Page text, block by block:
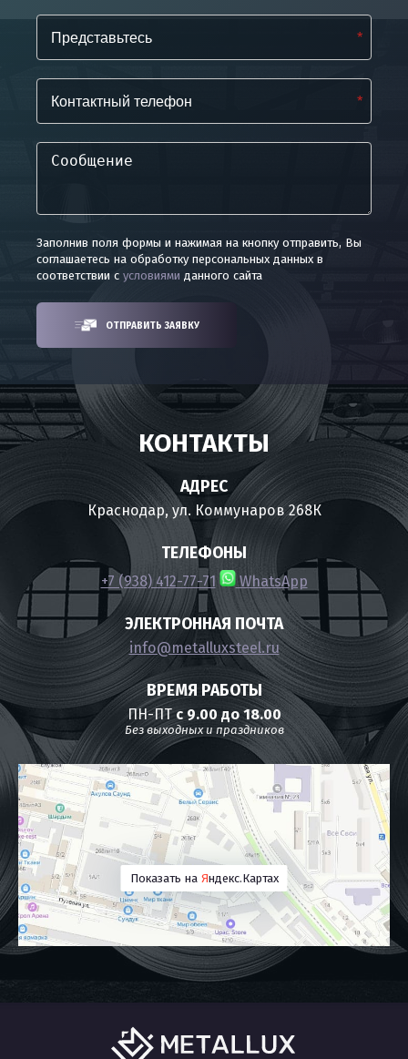
*
*
Заполнив поля формы и нажимая на кнопку отправить, Вы
соглашаетесь на обработку персональных данных в
соответствии с условиями данного сайта
ОТПРАВИТЬ ЗАЯВКУ
КОНТАКТЫ
АДРЕС
Краснодар, ул. Коммунаров 268К
ТЕЛЕФОНЫ
+7 (938) 412-77-71 WhatsApp
ЭЛЕКТРОННАЯ ПОЧТА
info@metalluxsteel.ru
ВРЕМЯ РАБОТЫ
ПН-ПТс 9.00 до 18.00
Без выходных и праздников
Показать на Яндекс.Картах